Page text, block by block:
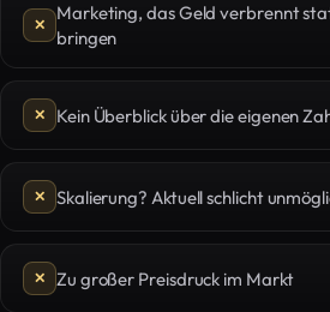
Marketing, das Geld verbrennt
bringen
Kein Überblick über die eigenen
Skalierung? Aktuell schlicht
Zu großer Preisdruck im Markt